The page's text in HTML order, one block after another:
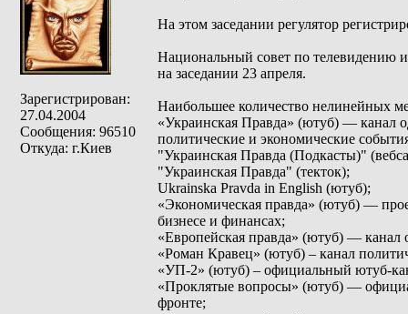
Зарегистрирован:
27.04.2004
Сообщения: 96510
Откуда: г.Киев
На этом заседании регулятор
Национальный совет по телевидению
на заседании 23 апреля.
Наибольшее количество нелинейных
«Украинская Правда» (ютуб) — канал
политические и экономические
"Украинская Правда (Подкасты)"
"Украинская Правда" (текток);
Ukrainska Pravda in English (ютуб);
«Экономическая правда» (ютуб) —
бизнесе и финансах;
«Европейская правда» (ютуб) —
«Роман Кравец» (ютуб) – канал
«УП-2» (ютуб) – официальный ютуб-
«Проклятые вопросы» (ютуб) —
фронте;